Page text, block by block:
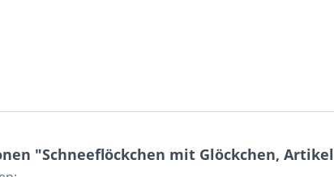
"Schneeflöckchen mit Glöckchen, Artikel